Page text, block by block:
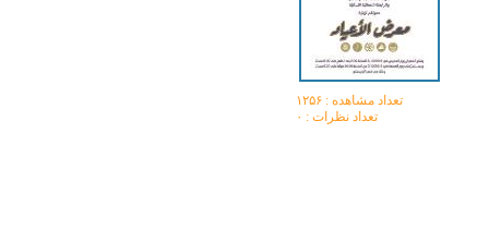
تعداد مشاهده :‌ ۱۲۵۶
تعداد نظرات : ۰